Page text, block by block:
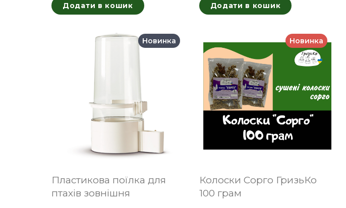
Додати в кошик Додати в кошик
Новинка
Пластикова поїлка для
птахів зовнішня
Новинка
Колоски Сорго ГризьКо
100 грам